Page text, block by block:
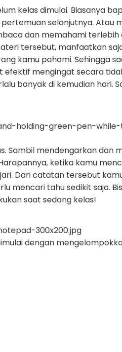
kelas dimulai. Biasanya
selanjutnya. Atau
dan memahami
tersebut, manfaatkan
kamu pahami. Sehingga
efektif mengingat secara
banyak di kemudian hari.
Sambil mendengarkan dan
ketika kamu
Dari catatan tersebut
mencari tahu sedikit saja.
saat sedang kelas!
dengan